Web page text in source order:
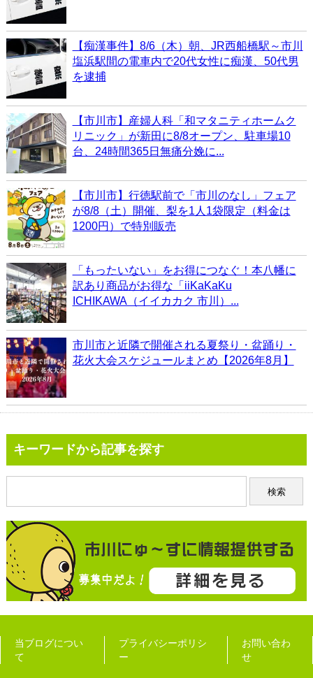
【痴漢事件】8/6（木）朝、JR西船橋駅～市川
塩浜駅間の電車内で20代女性に痴漢、50代男
を逮捕
【市川市】産婦人科「和マタニティホームク
リニック」が新田に8/8オープン、駐車場10
台、24時間365日無痛分娩に...
【市川市】行徳駅前で「市川のなし」フェア
が8/8（土）開催、梨を1人1袋限定（料金は
1200円）で特別販売
「もったいない」をお得につなぐ！本八幡に
訳あり商品がお得な「iiKaKaKu
ICHIKAWA（イイカカク 市川）...
市川市と近隣で開催される夏祭り・盆踊り・
花火大会スケジュールまとめ【2026年8月】
キーワードから記事を探す
当ブログについ
て
プライバシーポリシ
ー
お問い合わ
せ